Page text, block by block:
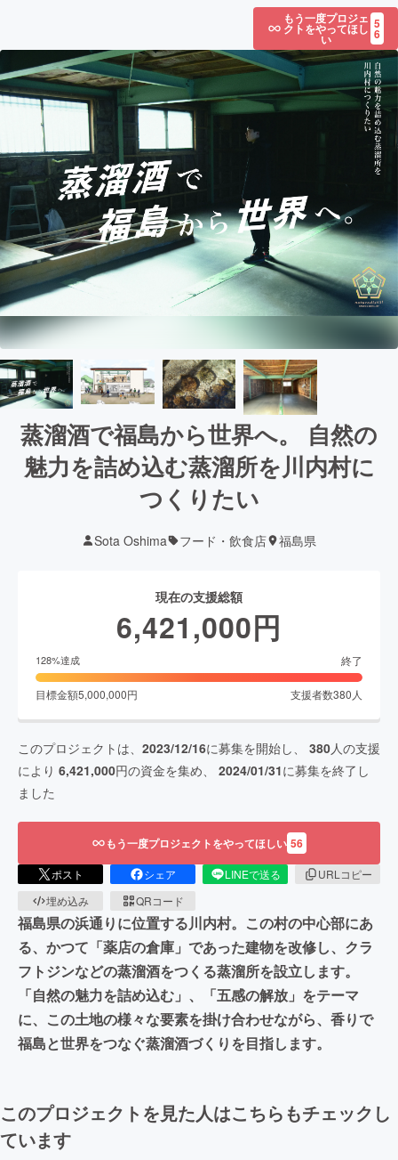
もう一度プロジェ
クトをやってほし
い
5
6
蒸溜酒で福島から世界へ。 自然の
魅力を詰め込む蒸溜所を川内村に
つくりたい
Sota Oshima フード・飲食店 福島県
現在の支援総額
6,421,000円
128%達成 終了
目標金額5,000,000円 支援者数380 人
このプロジェクトは、 2023/12/16に募集を開始し、 380人の支援
により 6,421,000円の資金を集め、 2024/01/31に募集を終了し
ました
もう一度プロジェクトをやってほしい 56
ポスト シェア LINEで送る
URLコピー
埋め込み
QRコード
福島県の浜通りに位置する川内村。この村の中心部にあ
る、かつて「薬店の倉庫」であった建物を改修し、クラ
フトジンなどの蒸溜酒をつくる蒸溜所を設立します。
「自然の魅力を詰め込む」、「五感の解放」をテーマ
に、この土地の様々な要素を掛け合わせながら、香りで
福島と世界をつなぐ蒸溜酒づくりを目指します。
このプロジェクトを見た人はこちらもチェックし
ています